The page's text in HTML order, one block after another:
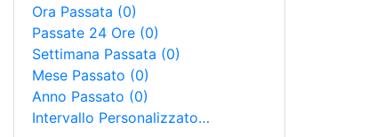
Ora Passata (0)
Passate 24 Ore (0)
Settimana Passata (0)
Mese Passato (0)
Anno Passato (0)
Intervallo Personalizzato…